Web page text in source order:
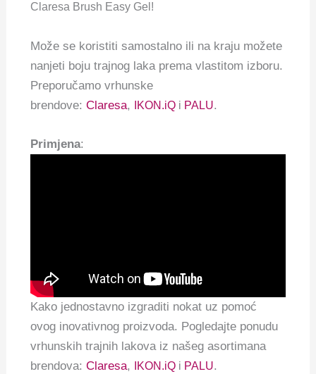
Claresa Brush Easy Gel!
Može se koristiti samostalno ili na kraju možete
nanjeti boju trajnog laka prema vlastitom izboru.
Preporučamo vrhunske
brendove:Claresa, IKON.iQ i PALU.
Primjena:
Kako jednostavno izgraditi nokat uz pomoć
ovog inovativnog proizvoda. Pogledajte ponudu
vrhunskih trajnih lakova iz našeg asortimana
brendova:Claresa, IKON.iQ i PALU.